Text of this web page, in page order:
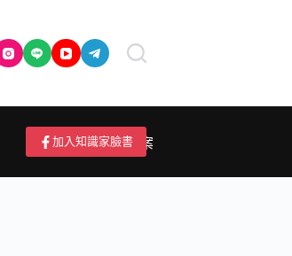
成為作者/投稿/提案
加入知識家臉書